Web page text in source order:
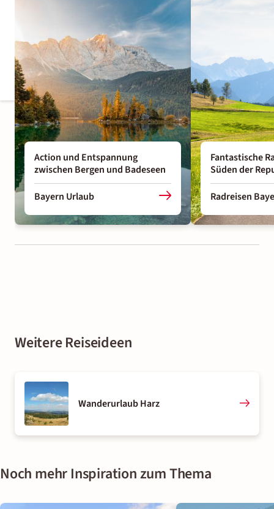
Action und Entspannung
zwischen Bergen und Badeseen
Bayern Urlaub
Fantastische
Süden der
Radreisen
Weitere Reiseideen
Wanderurlaub Harz
Noch mehr Inspiration zum Thema